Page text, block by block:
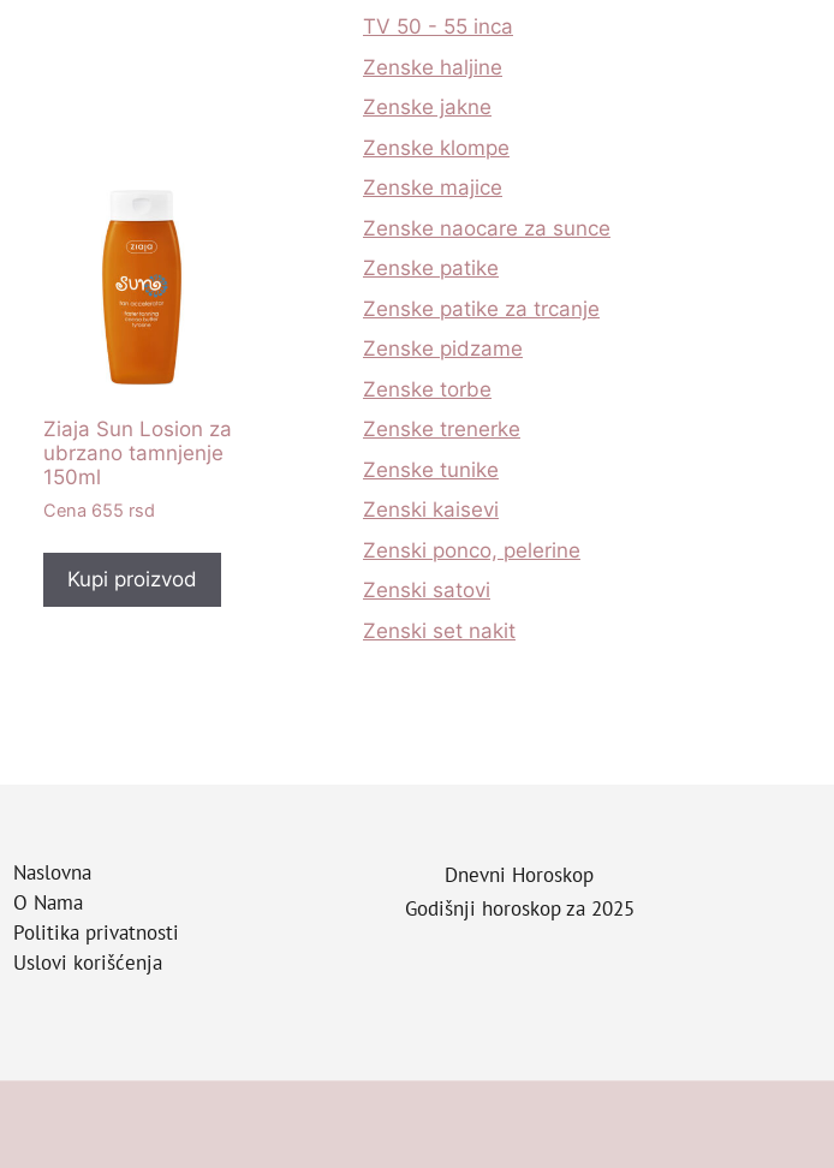
Ziaja Sun Losion za
ubrzano tamnjenje
150ml
655 rsd
Kupi proizvod
TV 50 - 55 inca
Zenske haljine
Zenske jakne
Zenske klompe
Zenske majice
Zenske naocare za sunce
Zenske patike
Zenske patike za trcanje
Zenske pidzame
Zenske torbe
Zenske trenerke
Zenske tunike
Zenski kaisevi
Zenski ponco, pelerine
Zenski satovi
Zenski set nakit
Naslovna
O Nama
Politika privatnosti
Uslovi korišćenja
Dnevni Horoskop
Godišnji horoskop za 2025